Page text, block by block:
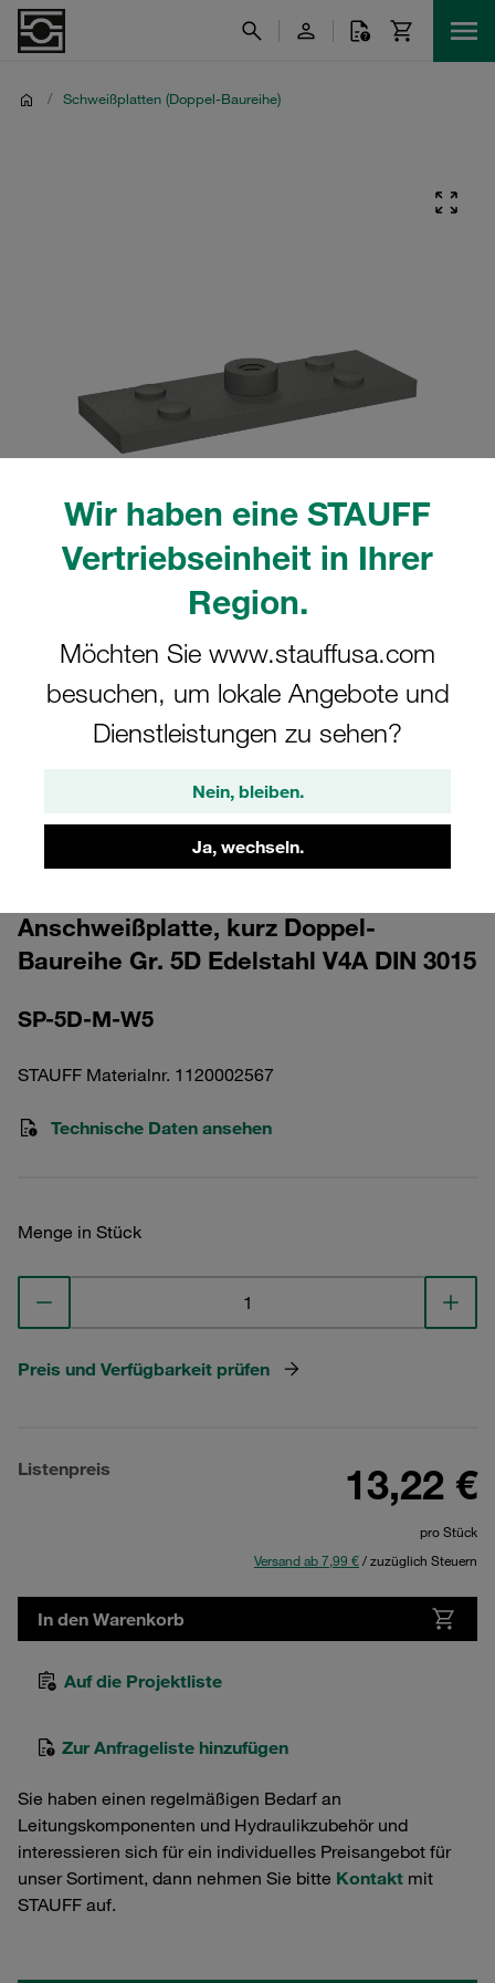
Wir haben eine STAUFF
Vertriebseinheit in Ihrer
Region.
Möchten Sie www.stauffusa.com
besuchen, um lokale Angebote und
Dienstleistungen zu sehen?
Nein, bleiben.
Ja, wechseln.
/ Schweißplatten (Doppel-Baureihe)
CAD
tatsächlichen Produkt abweichen.
um die CAD-Daten kostenlos herunterzuladen
Anschweißplatte, kurz Doppel-
Baureihe Gr. 5D Edelstahl V4A DIN 3015
SP-5D-M-W5
STAUFF Materialnr. 1120002567
Technische Daten ansehen
Menge in Stück
Preis und Verfügbarkeit prüfen
Listenpreis 13,22 €
pro Stück
Versand ab 7,99 €/ zuzüglich Steuern
In den Warenkorb
Auf die Projektliste
Zur Anfrageliste hinzufügen
Sie haben einen regelmäßigen Bedarf an
Leitungskomponenten und Hydraulikzubehör und
interessieren sich für ein individuelles Preisangebot für
unser Sortiment, dann nehmen Sie bitte Kontakt mit
STAUFF auf.